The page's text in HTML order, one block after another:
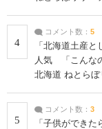
4
コメント数： 5
「北海道土産
人気 「こんな
北海道 ねとらぼ
5
コメント数： 3
「子供ができ